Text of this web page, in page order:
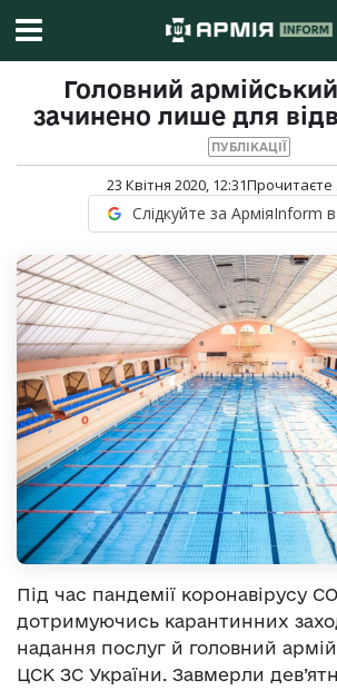
Головний
зачинено лише для
ПУБЛІКАЦІЇ
23 Квітня 2020, 12:31Прочитаєте
Слідкуйте за АрміяInform
Під час пандемії коронавірусу
дотримуючись карантинних
надання послуг й головний
ЦСК ЗС України. Завмерли